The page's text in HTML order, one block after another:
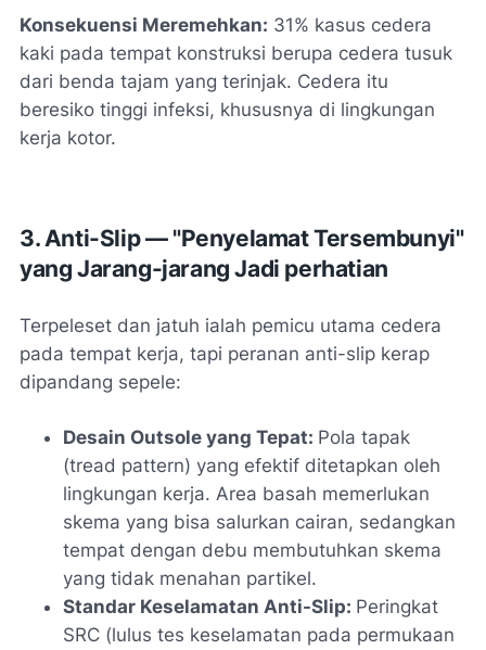
Konsekuensi Meremehkan: 31% kasus cedera
kaki pada tempat konstruksi berupa cedera tusuk
dari benda tajam yang terinjak. Cedera itu
beresiko tinggi infeksi, khususnya di lingkungan
kerja kotor.
3. Anti-Slip — "Penyelamat Tersembunyi"
yang Jarang-jarang Jadi perhatian
Terpeleset dan jatuh ialah pemicu utama cedera
pada tempat kerja, tapi peranan anti-slip kerap
dipandang sepele:
Desain Outsole yang Tepat: Pola tapak
(tread pattern) yang efektif ditetapkan oleh
lingkungan kerja. Area basah memerlukan
skema yang bisa salurkan cairan, sedangkan
tempat dengan debu membutuhkan skema
yang tidak menahan partikel.
Standar Keselamatan Anti-Slip: Peringkat
SRC (lulus tes keselamatan pada permukaan